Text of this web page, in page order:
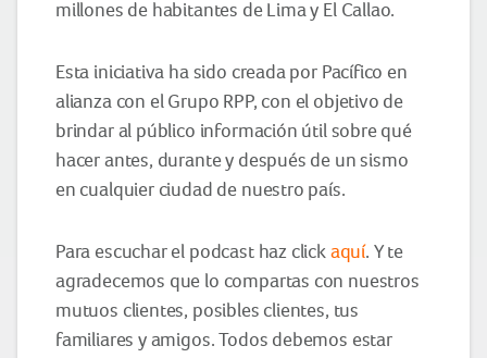
millones de habitantes de Lima y El Callao.
Esta iniciativa ha sido creada por Pacífico en
alianza con el Grupo RPP, con el objetivo de
brindar al público información útil sobre qué
hacer antes, durante y después de un sismo
en cualquier ciudad de nuestro país.
Para escuchar el podcast haz click aquí. Y te
agradecemos que lo compartas con nuestros
mutuos clientes, posibles clientes, tus
familiares y amigos. Todos debemos estar